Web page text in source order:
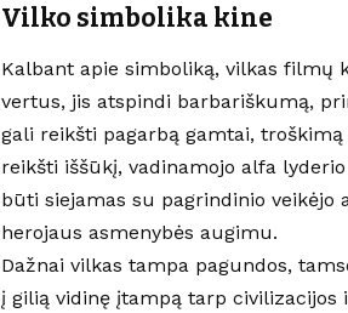
Vilko simbolika kine
Kalbant apie simboliką, vilkas filmų
vertus, jis atspindi barbariškumą,
gali reikšti pagarbą gamtai,
reikšti iššūkį, vadinamojo alfa
būti siejamas su pagrindinio
herojaus asmenybės augimu.
Dažnai vilkas tampa pagundos,
į gilią vidinę įtampą tarp